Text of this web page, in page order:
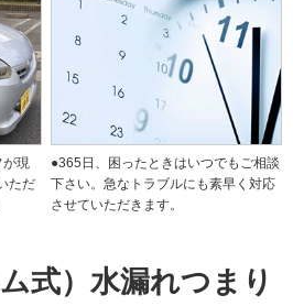
現
ただ
●365日、困ったときはいつでもご相談
下さい。急なトラブルにも素早く対応
させていただきます。
式）水漏れつまり